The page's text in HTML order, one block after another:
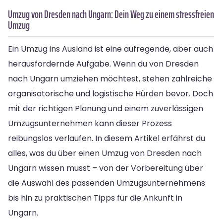
Umzug von Dresden nach Ungarn: Dein Weg zu einem stressfreien
Umzug
Ein Umzug ins Ausland ist eine aufregende, aber auch
herausfordernde Aufgabe. Wenn du von Dresden
nach Ungarn umziehen möchtest, stehen zahlreiche
organisatorische und logistische Hürden bevor. Doch
mit der richtigen Planung und einem zuverlässigen
Umzugsunternehmen kann dieser Prozess
reibungslos verlaufen. In diesem Artikel erfährst du
alles, was du über einen Umzug von Dresden nach
Ungarn wissen musst – von der Vorbereitung über
die Auswahl des passenden Umzugsunternehmens
bis hin zu praktischen Tipps für die Ankunft in
Ungarn.